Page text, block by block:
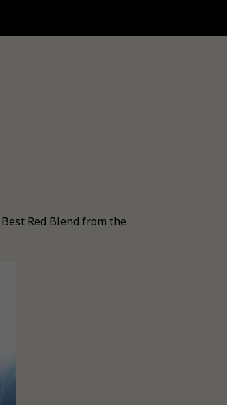
Red Blend from the